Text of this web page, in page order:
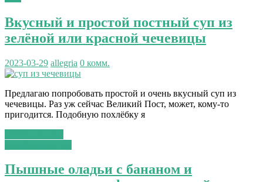
Вкусный и простой постный суп из
зелёной или красной чечевицы
2023-03-29 allegria 0 комм.
Предлагаю попробовать простой и очень вкусный суп из
чечевицы. Раз уж сейчас Великий Пост, может, кому-то
пригодится. Подобную похлёбку я
Пышные оладьи с бананом и